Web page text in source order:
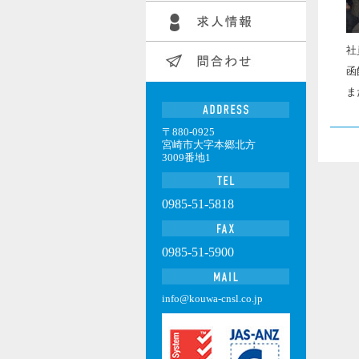
社
〒880-0925
宮崎市大字本郷北方
3009番地1
0985-51-5818
0985-51-5900
info@kouwa-cnsl.co.jp